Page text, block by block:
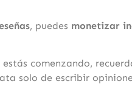
, puedes monetizar
estás comenzando,
solo de escribir